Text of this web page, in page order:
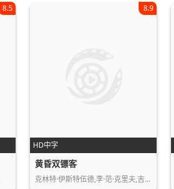
8.5
HD中字
8.9
黄昏双镖客
克林特·伊斯特伍德,李·范·克里夫,吉…